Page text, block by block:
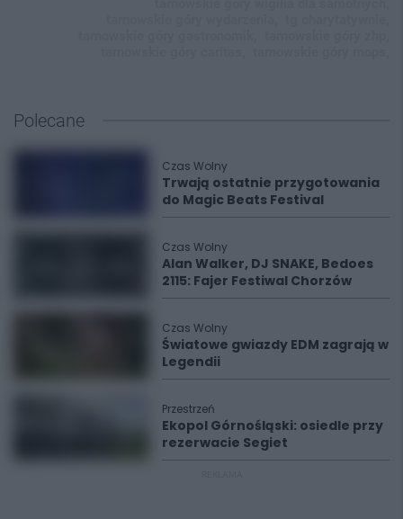
Polecane
Czas Wolny
Trwają ostatnie przygotowania
do Magic Beats Festival
Czas Wolny
Alan Walker, DJ SNAKE, Bedoes
2115: Fajer Festiwal Chorzów
Czas Wolny
Światowe gwiazdy EDM zagrają w
Legendii
Przestrzeń
Ekopol Górnośląski: osiedle przy
rezerwacie Segiet